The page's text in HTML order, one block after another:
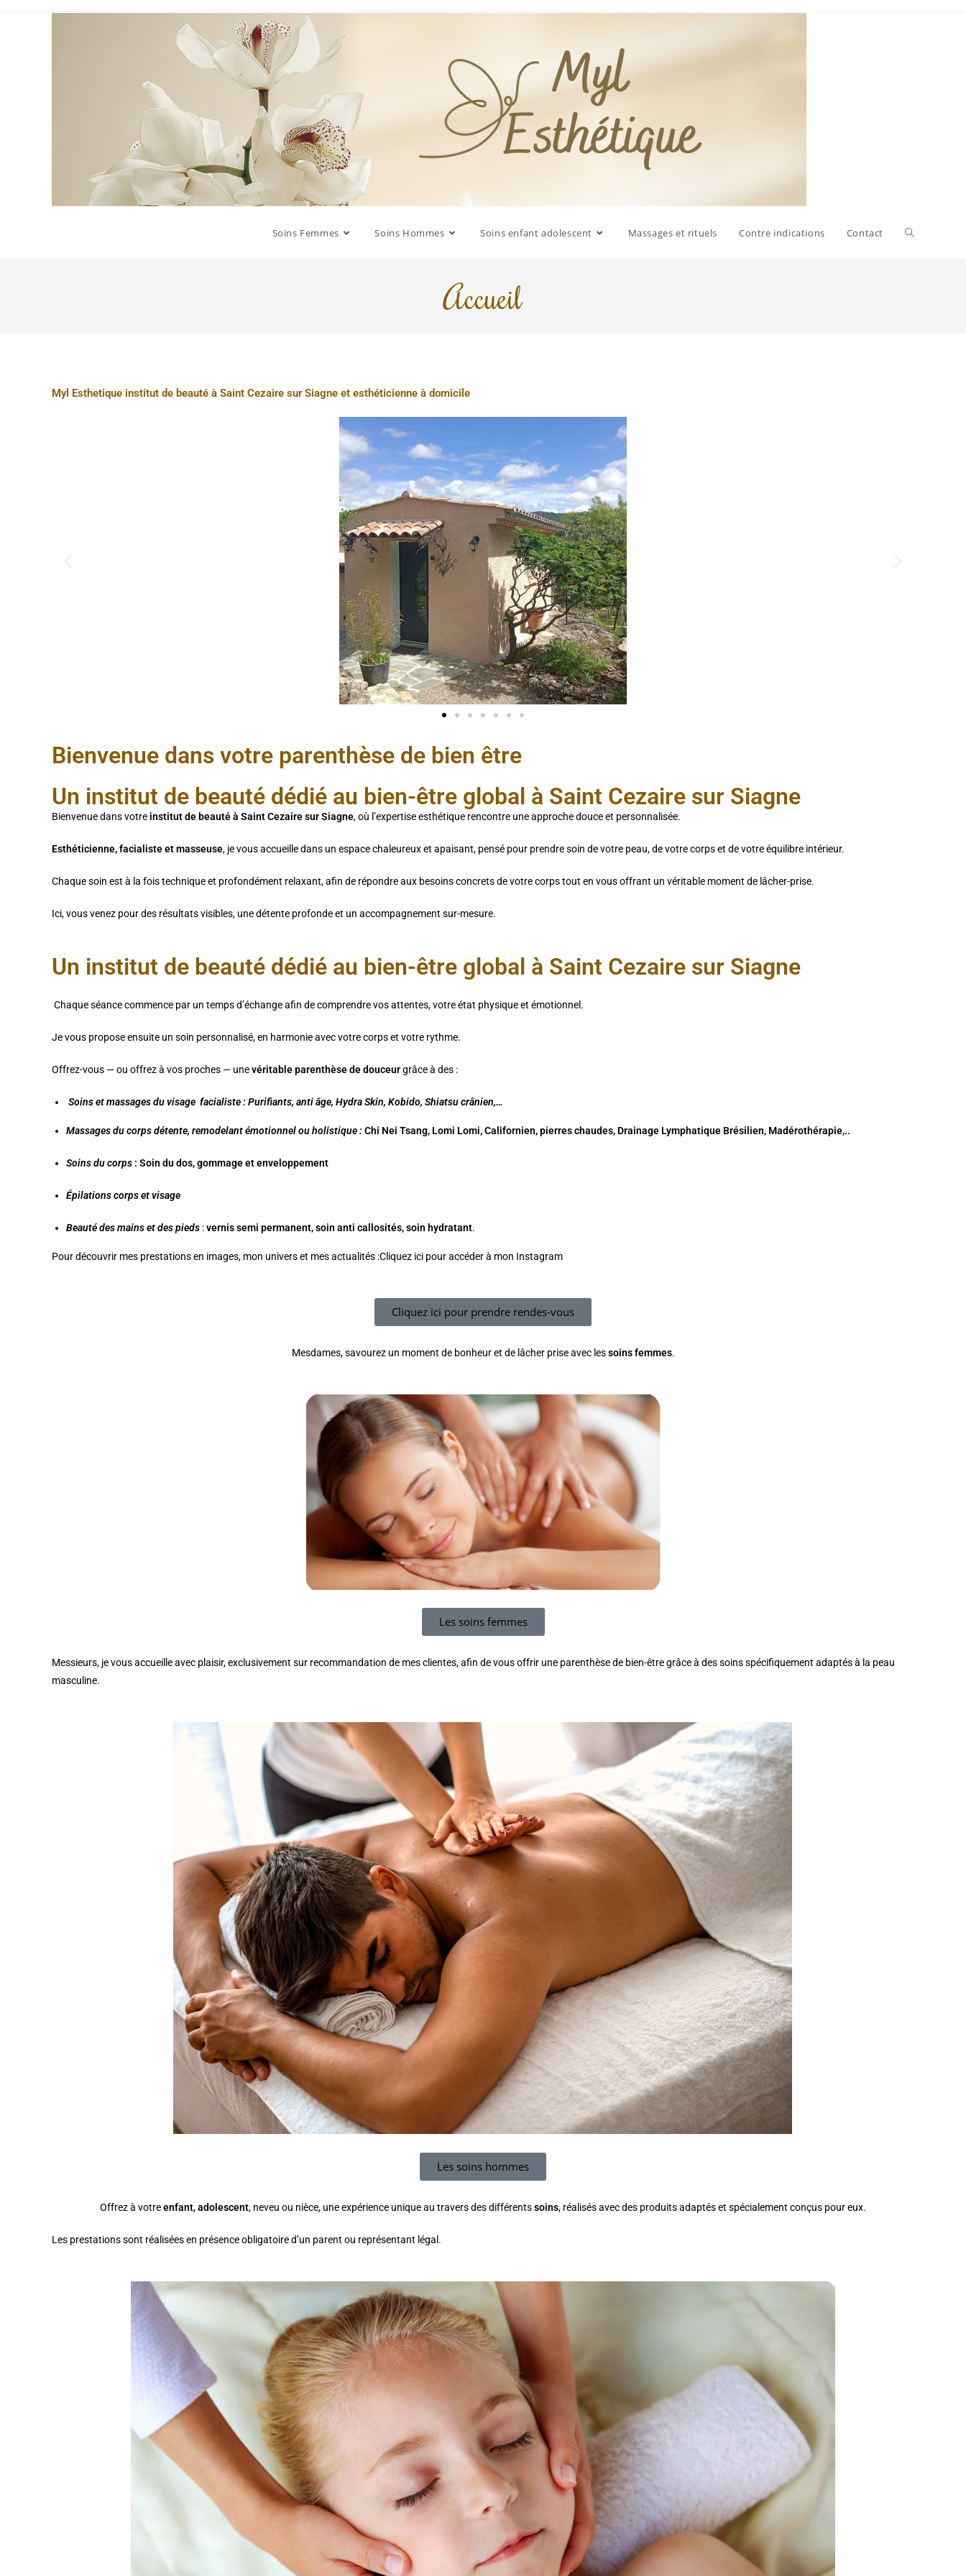
Soins Femmes Soins Hommes Soins enfant adolescent Massages et rituels Contre indications Contact
Accueil
Myl Esthetique institut de beauté à Saint Cezaire sur Siagne et esthéticienne à domicile
Bienvenue dans votre parenthèse de bien être
Un institut de beauté dédié au bien-être global à Saint Cezaire sur Siagne
Bienvenue dans votreinstitut de beauté à Saint Cezaire sur Siagne, où l’expertise esthétique rencontre une approche douce et personnalisée.
Esthéticienne, facialiste et masseuse, je vous accueille dans un espace chaleureux et apaisant, pensé pour prendre soin de votre peau, de votre corps et de votre équilibre intérieur.
Chaque soin est à la fois technique et profondément relaxant, afin de répondre aux besoins concrets de votre corps tout en vous offrant un véritable moment de lâcher-prise.
Ici, vous venez pour des résultats visibles, une détente profonde et un accompagnement sur-mesure.
Un institut de beauté dédié au bien-être global à Saint Cezaire sur Siagne
Chaque séance commence par un temps d’échange afin de comprendre vos attentes, votre état physique et émotionnel.
Je vous propose ensuite un soin personnalisé, en harmonie avec votre corps et votre rythme.
Offrez-vous — ou offrez à vos proches — unevéritable parenthèse de douceurgrâce à des :
Soins et massages du visage facialiste : Purifiants, anti âge, Hydra Skin, Kobido, Shiatsu crânien,…
Massages du corps détente, remodelant émotionnel ou holistique :Chi Nei Tsang, Lomi Lomi, Californien, pierres chaudes, Drainage Lymphatique Brésilien, Madérothérapie,..
Soins du corps : Soin du dos, gommage et enveloppement
Épilations corps et visage
Beauté des mains et des pieds :vernis semi permanent, soin anti callosités, soin hydratant.
Pour découvrir mes prestations en images, mon univers et mes actualités :Cliquez ici pour accéder à mon Instagram
Cliquez ici pour prendre rendes-vous
Mesdames, savourez un moment de bonheur et de lâcher prise avec lessoins femmes.
Les soins femmes
Messieurs, je vous accueille avec plaisir, exclusivement sur recommandation de mes clientes, afin de vous offrir une parenthèse de bien-être grâce à des soins spécifiquement adaptés à la peau
masculine.
Les soins hommes
Offrez à votreenfant, adolescent, neveu ou nièce, une expérience unique au travers des différentssoins, réalisés avec des produits adaptés et spécialement conçus pour eux.
Les prestations sont réalisées en présence obligatoire d’un parent ou représentant légal.